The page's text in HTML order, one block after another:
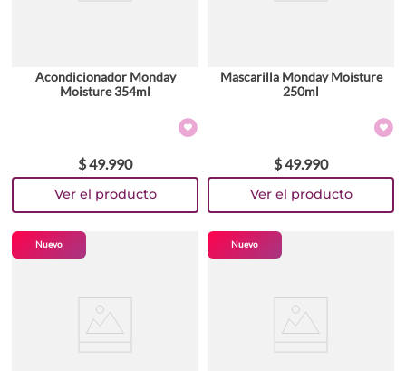
Acondicionador Monday
Moisture 354ml
$49.990
Mascarilla Monday Moisture
250ml
$49.990
Nuevo Nuevo